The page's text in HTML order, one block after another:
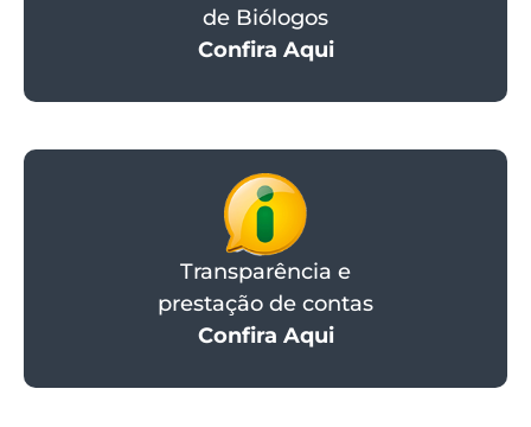
de Biólogos
Confira Aqui
Transparência e
prestação de contas
Confira Aqui